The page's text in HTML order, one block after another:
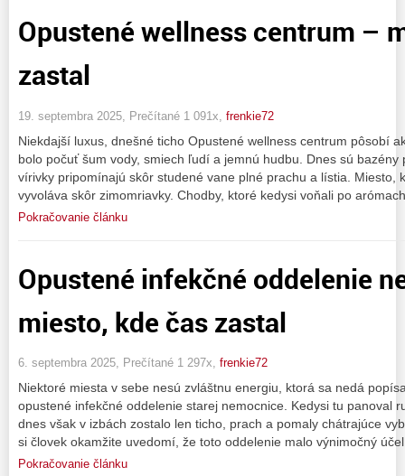
Opustené wellness centrum –
zastal
19. septembra 2025, Prečítané 1 091x, frenkie72
Niekdajší luxus, dnešné ticho Opustené wellness centrum pôsobí
bolo počuť šum vody, smiech ľudí a jemnú hudbu. Dnes sú
vírivky pripomínajú skôr studené vane plné prachu a lístia. Miesto,
vyvoláva skôr zimomriavky. Chodby, ktoré kedysi voňali po
Pokračovanie článku
Opustené infekčné oddelenie
miesto, kde čas zastal
6. septembra 2025, Prečítané 1 297x, frenkie72
Niektoré miesta v sebe nesú zvláštnu energiu, ktorá sa nedá
opustené infekčné oddelenie starej nemocnice. Kedysi tu panoval
dnes však v izbách zostalo len ticho, prach a pomaly chátrajúce
si človek okamžite uvedomí, že toto oddelenie malo výnimočný
Pokračovanie článku